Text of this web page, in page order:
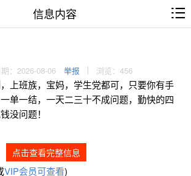
信息内容
：2026-08-06 举报 浏览：456
上班族，宝妈，学生党都可，只要你有手
单一结，一天二三十不成问题，勤快的四
没问题！
点击查看完整信息
VIP会员可查看)